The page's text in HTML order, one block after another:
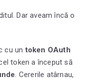
Dar aveam încă o
cu untoken OAuth
token a început să
. Cererile atârnau,